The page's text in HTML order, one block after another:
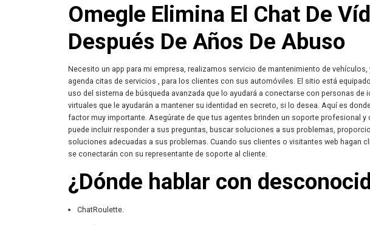
Omegle Elimina El Chat De
Después De Años De Abuso
Necesito un app para mi empresa, realizamos servicio de mantenimiento de
agenda citas de servicios , para los clientes con sus automóviles. El sitio está
uso del sistema de búsqueda avanzada que lo ayudará a conectarse con personas
virtuales que le ayudarán a mantener su identidad en secreto, si lo desea. Aquí es
factor muy importante. Asegúrate de que tus agentes brinden un soporte profesional
puede incluir responder a sus preguntas, buscar soluciones a sus problemas,
soluciones adecuadas a sus problemas. Cuando sus clientes o visitantes web hagan
se conectarán con su representante de soporte al cliente.
¿Dónde hablar con
ChatRoulette.